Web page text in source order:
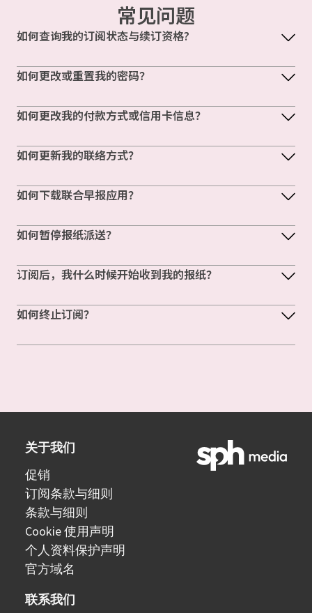
常见问题
如何查询我的订阅状态与续订资格?
如何更改或重置我的密码？
如何更改我的付款方式或信用卡信息？
如何更新我的联络方式？
如何下载联合早报应用？
如何暂停报纸派送？
订阅后，我什么时候开始收到我的报纸？
如何终止订阅？
关于我们
促销
订阅条款与细则
条款与细则
Cookie 使用声明
个人资料保护声明
官方域名
联系我们